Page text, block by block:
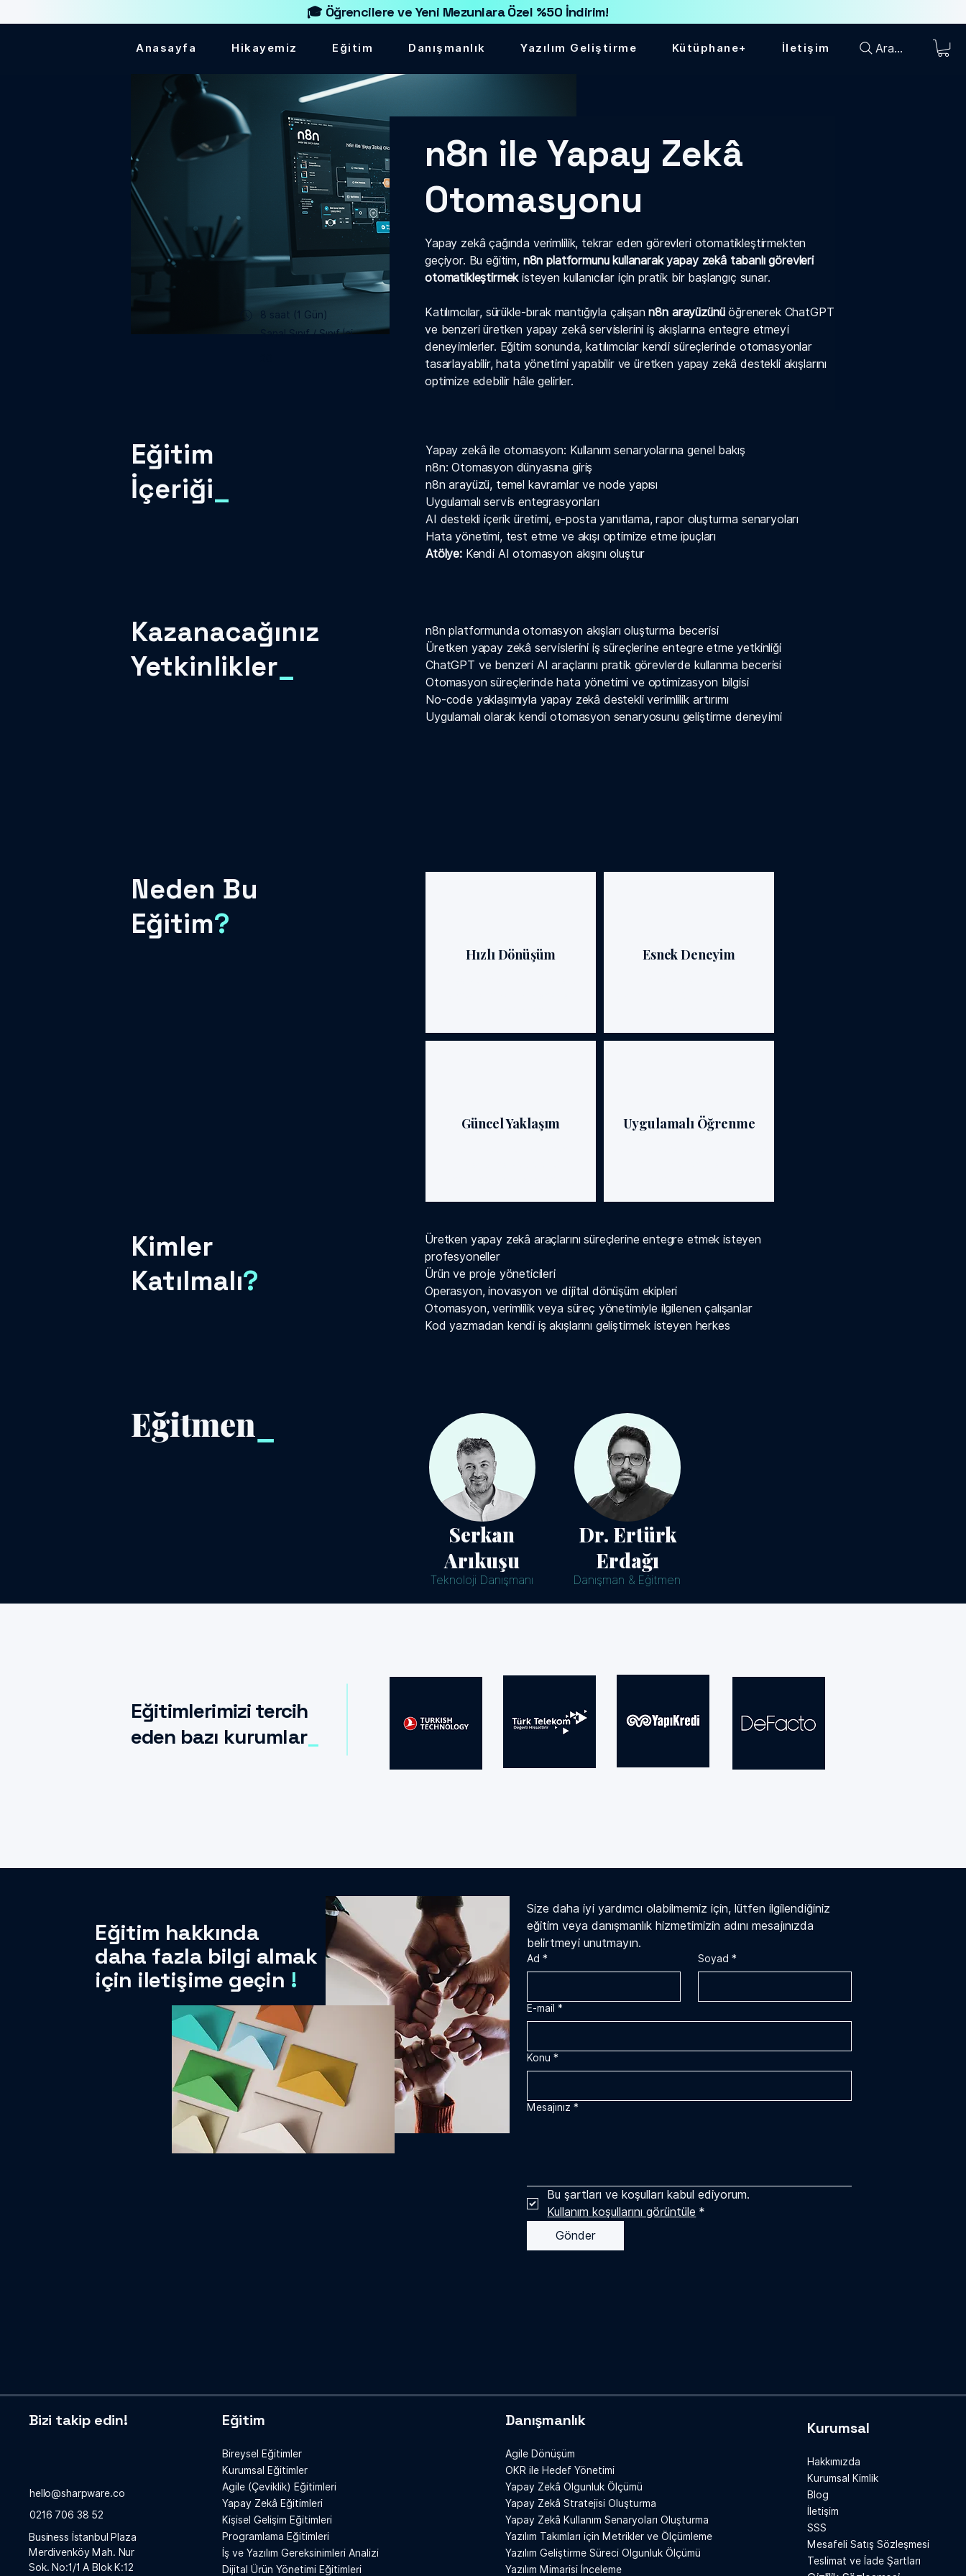
🎓 Öğrencilere ve Yeni Mezunlara Özel %50 İndirim!
Anasayfa Hikayemiz Eğitim Danışmanlık Yazılım Geliştirme Kütüphane+ İletişim Ara...
Sanal Sınıf / Sınıf İçi
8 saat (1 Gün)
n8n ile Yapay Zekâ
Otomasyonu
Yapay zekâ çağında verimlilik, tekrar eden görevleri otomatikleştirmekten
geçiyor. Bu eğitim, n8n platformunu kullanarak yapay zekâ tabanlı görevleri
otomatikleştirmekisteyen kullanıcılar için pratik bir başlangıç sunar.
Katılımcılar, sürükle-bırak mantığıyla çalışann8n arayüzünüöğrenerek ChatGPT
ve benzeri üretken yapay zekâ servislerini iş akışlarına entegre etmeyi
deneyimlerler. Eğitim sonunda, katılımcılar kendi süreçlerinde otomasyonlar
tasarlayabilir, hata yönetimi yapabilir ve üretken yapay zekâ destekli akışlarını
optimize edebilir hâle gelirler.
Eğitim
İçeriği
Yapay zekâ ile otomasyon: Kullanım senaryolarına genel bakış
n8n: Otomasyon dünyasına giriş
n8n arayüzü, temel kavramlar ve node yapısı
Uygulamalı servis entegrasyonları
AI destekli içerik üretimi, e-posta yanıtlama, rapor oluşturma senaryoları
Hata yönetimi, test etme ve akışı optimize etme ipuçları
Atölye:Kendi AI otomasyon akışını oluştur
Kazanacağınız
Yetkinlikler
n8n platformunda otomasyon akışları oluşturma becerisi
Üretken yapay zekâ servislerini iş süreçlerine entegre etme yetkinliği
ChatGPT ve benzeri AI araçlarını pratik görevlerde kullanma becerisi
Otomasyon süreçlerinde hata yönetimi ve optimizasyon bilgisi
No-code yaklaşımıyla yapay zekâ destekli verimlilik artırımı
Uygulamalı olarak kendi otomasyon senaryosunu geliştirme deneyimi
Neden Bu
Eğitim?
Hızlı Dönüşüm
Güncel Yaklaşım
Esnek Deneyim
Uygulamalı Öğrenme
Kimler
Katılmalı?
Üretken yapay zekâ araçlarını süreçlerine entegre etmek isteyen
profesyoneller
Ürün ve proje yöneticileri
Operasyon, inovasyon ve dijital dönüşüm ekipleri
Otomasyon, verimlilik veya süreç yönetimiyle ilgilenen çalışanlar
Kod yazmadan kendi iş akışlarını geliştirmek isteyen herkes
Eğitmen
Serkan
Arıkuşu
Teknoloji Danışmanı
Dr. Ertürk
Erdağı
Danışman & Eğitmen
Eğitimlerimizi tercih
eden bazı kurumlar_
Eğitim hakkında
daha fazla bilgi almak
için iletişime geçin !
Size daha iyi yardımcı olabilmemiz için, lütfen ilgilendiğiniz
eğitim veya danışmanlık hizmetimizin adını mesajınızda
belirtmeyi unutmayın.
Ad * Soyad *
E-mail *
Konu *
Mesajınız *
Bu şartları ve koşulları kabul ediyorum.
Kullanım koşullarını görüntüle *
Gönder
Bizi takip edin!
hello@sharpware.co
0216 706 38 52
Business İstanbul Plaza
Merdivenköy Mah. Nur
Sok. No:1/1 A Blok K:12
Eğitim
Bireysel Eğitimler
Kurumsal Eğitimler
Agile (Çeviklik) Eğitimleri
Yapay Zekâ Eğitimleri
Kişisel Gelişim Eğitimleri
Programlama Eğitimleri
İş ve Yazılım Gereksinimleri Analizi
Dijital Ürün Yönetimi Eğitimleri
Danışmanlık
Agile Dönüşüm
OKR ile Hedef Yönetimi
Yapay Zekâ Olgunluk Ölçümü
Yapay Zekâ Stratejisi Oluşturma
Yapay Zekâ Kullanım Senaryoları Oluşturma
Yazılım Takımları için Metrikler ve Ölçümleme
Yazılım Geliştirme Süreci Olgunluk Ölçümü
Yazılım Mimarisi İnceleme
Kurumsal
Hakkımızda
Kurumsal Kimlik
Blog
İletişim
SSS
Mesafeli Satış Sözleşmesi
Teslimat ve İade Şartları